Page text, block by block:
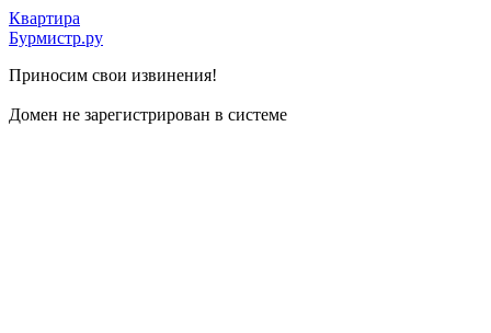
Квартира
Бурмистр.ру
Приносим свои извинения!
Домен не зарегистрирован в системе